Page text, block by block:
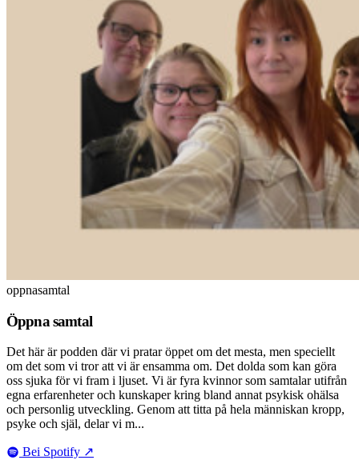
oppnasamtal
Öppna samtal
Det här är podden där vi pratar öppet om det mesta, men speciellt
om det som vi tror att vi är ensamma om. Det dolda som kan göra
oss sjuka för vi fram i ljuset. Vi är fyra kvinnor som samtalar utifrån
egna erfarenheter och kunskaper kring bland annat psykisk ohälsa
och personlig utveckling. Genom att titta på hela människan kropp,
psyke och själ, delar vi m...
Bei Spotify ↗